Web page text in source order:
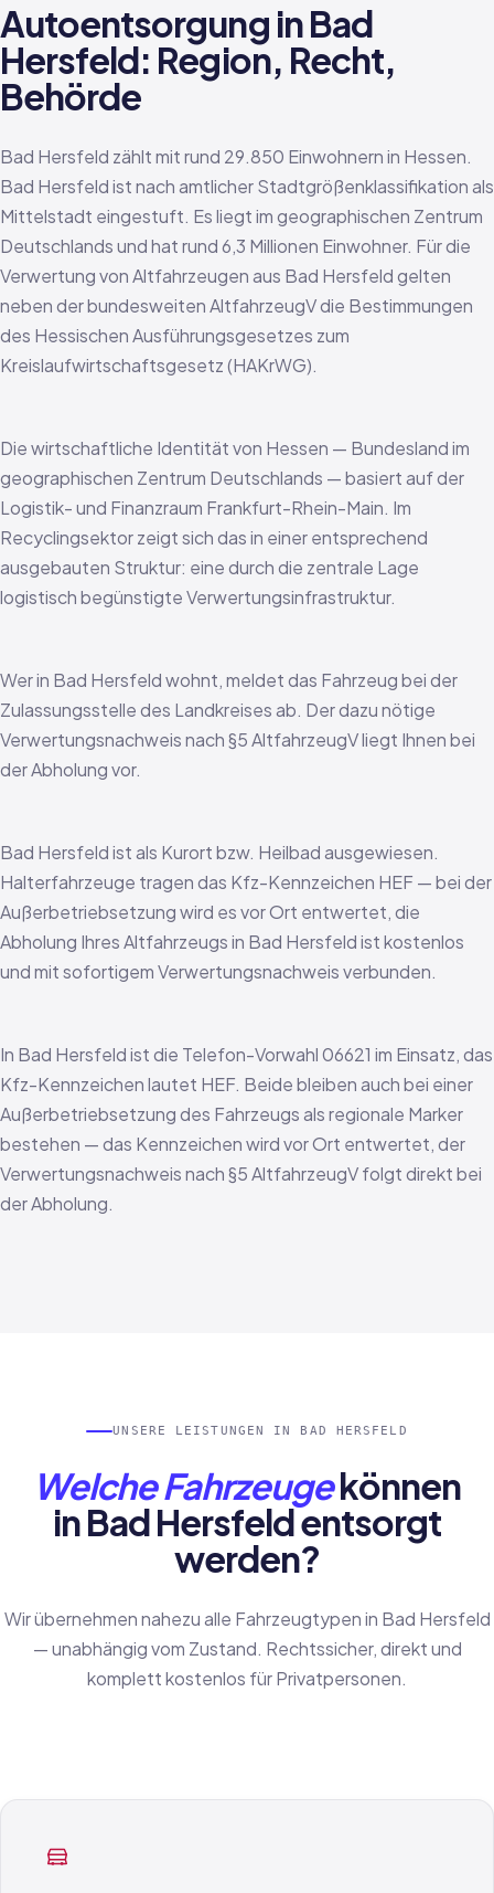
Autoentsorgung in Bad
Hersfeld: Region, Recht,
Behörde
Bad Hersfeld zählt mit rund 29.850 Einwohnern in Hessen.
Bad Hersfeld ist nach amtlicher Stadtgrößenklassifikation als
Mittelstadt eingestuft. Es liegt im geographischen Zentrum
Deutschlands und hat rund 6,3 Millionen Einwohner. Für die
Verwertung von Altfahrzeugen aus Bad Hersfeld gelten
neben der bundesweiten AltfahrzeugV die Bestimmungen
des Hessischen Ausführungsgesetzes zum
Kreislaufwirtschaftsgesetz (HAKrWG).
Die wirtschaftliche Identität von Hessen — Bundesland im
geographischen Zentrum Deutschlands — basiert auf der
Logistik- und Finanzraum Frankfurt-Rhein-Main. Im
Recyclingsektor zeigt sich das in einer entsprechend
ausgebauten Struktur: eine durch die zentrale Lage
logistisch begünstigte Verwertungsinfrastruktur.
Wer in Bad Hersfeld wohnt, meldet das Fahrzeug bei der
Zulassungsstelle des Landkreises ab. Der dazu nötige
Verwertungsnachweis nach §5 AltfahrzeugV liegt Ihnen bei
der Abholung vor.
Bad Hersfeld ist als Kurort bzw. Heilbad ausgewiesen.
Halterfahrzeuge tragen das Kfz-Kennzeichen HEF — bei der
Außerbetriebsetzung wird es vor Ort entwertet, die
Abholung Ihres Altfahrzeugs in Bad Hersfeld ist kostenlos
und mit sofortigem Verwertungsnachweis verbunden.
In Bad Hersfeld ist die Telefon-Vorwahl 06621 im Einsatz, das
Kfz-Kennzeichen lautet HEF. Beide bleiben auch bei einer
Außerbetriebsetzung des Fahrzeugs als regionale Marker
bestehen — das Kennzeichen wird vor Ort entwertet, der
Verwertungsnachweis nach §5 AltfahrzeugV folgt direkt bei
der Abholung.
UNSERE LEISTUNGEN IN BAD HERSFELD
Welche Fahrzeugekönnen
in Bad Hersfeld entsorgt
werden?
Wir übernehmen nahezu alle Fahrzeugtypen in Bad Hersfeld
— unabhängig vom Zustand. Rechtssicher, direkt und
komplett kostenlos für Privatpersonen.